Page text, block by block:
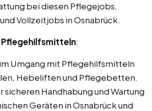
bei diesen Pflegejobs,
Vollzeitjobs in Osnabrück.
Pflegehilfsmitteln:
Umgang mit Pflegehilfsmitteln
Hebeliften und Pflegebetten.
sicheren Handhabung und Wartung
Geräten in Osnabrück und